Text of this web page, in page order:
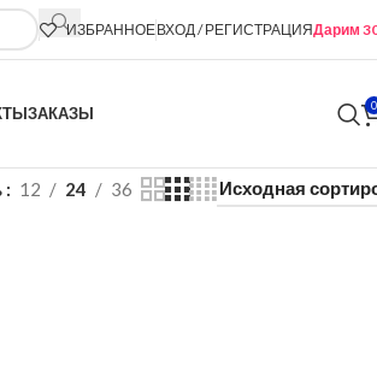
ИЗБРАННОЕВХОД / РЕГИСТРАЦИЯДарим
ЗАКАЗЫ 0
12 24 36